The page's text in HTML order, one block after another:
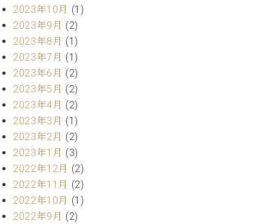
ブ
ロ
グ
ア
ク
セ
お
問
い
合
わ
2023年10月 (1)
2023年9月 (2)
2023年8月 (1)
2023年7月 (1)
2023年6月 (2)
2023年5月 (2)
2023年4月 (2)
2023年3月 (1)
2023年2月 (2)
2023年1月 (3)
2022年12月 (2)
2022年11月 (2)
2022年10月 (1)
2022年9月 (2)